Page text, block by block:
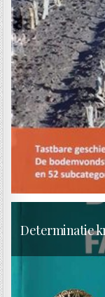
Determinatie